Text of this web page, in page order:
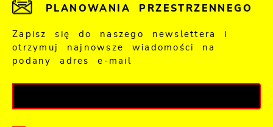
PLANOWANIA PRZESTRZENNEGO
Zapisz się do naszego newslettera i
otrzymuj najnowsze wiadomości na
podany adres e-mail